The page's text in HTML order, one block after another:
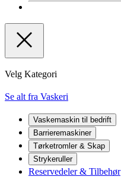
Velg Kategori
Se alt fra Vaskeri
Vaskemaskin til bedrift
Barrieremaskiner
Tørketromler & Skap
Strykeruller
Reservedeler & Tilbehør